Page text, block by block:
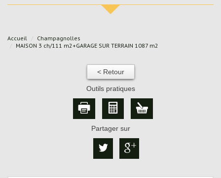
Accueil
Champagnolles
MAISON 3 ch/111 m2+GARAGE SUR TERRAIN 1087 m2
< Retour
Outils pratiques
Partager sur